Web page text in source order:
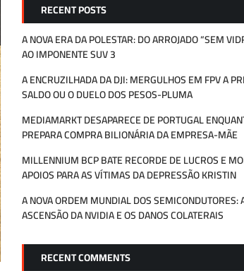
RECENT POSTS
A NOVA ERA DA POLESTAR: DO ARROJADO “SEM
AO IMPONENTE SUV 3
A ENCRUZILHADA DA DJI: MERGULHOS EM FPV A
SALDO OU O DUELO DOS PESOS-PLUMA
MEDIAMARKT DESAPARECE DE PORTUGAL
PREPARA COMPRA BILIONÁRIA DA EMPRESA-MÃE
MILLENNIUM BCP BATE RECORDE DE LUCROS E
APOIOS PARA AS VÍTIMAS DA DEPRESSÃO KRISTIN
A NOVA ORDEM MUNDIAL DOS SEMICONDUTORES:
ASCENSÃO DA NVIDIA E OS DANOS COLATERAIS
RECENT COMMENTS